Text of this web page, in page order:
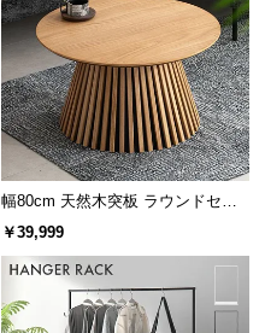
幅80cm 天然木突板 ラウンドセン
ターテーブル 美しい格子デザイン
￥39,999